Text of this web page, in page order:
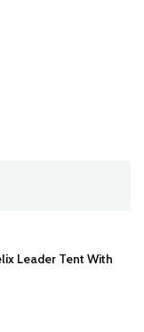
Leader Tent With